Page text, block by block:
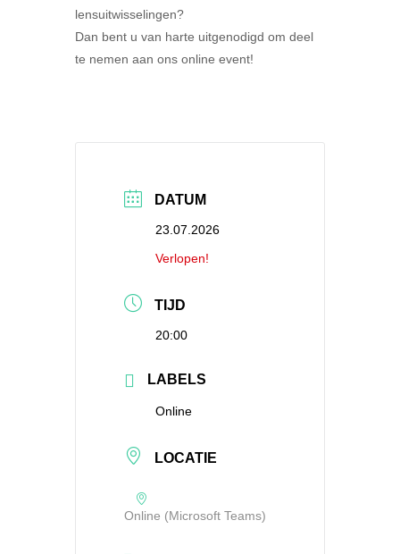
lensuitwisselingen?
Dan bent u van harte uitgenodigd om deel
te nemen aan ons online event!
DATUM
23.07.2026
Verlopen!
TIJD
20:00
LABELS
Online
LOCATIE
Online (Microsoft Teams)